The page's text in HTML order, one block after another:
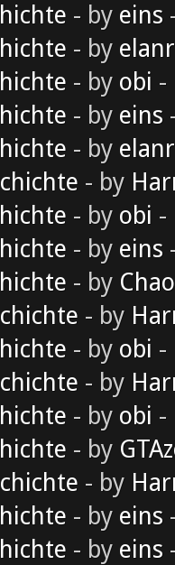
- by eins
- by
- by obi -
- by eins
- by
- by
- by obi -
- by eins
- by
- by
- by obi -
- by
- by obi -
- by
- by
- by eins
- by eins